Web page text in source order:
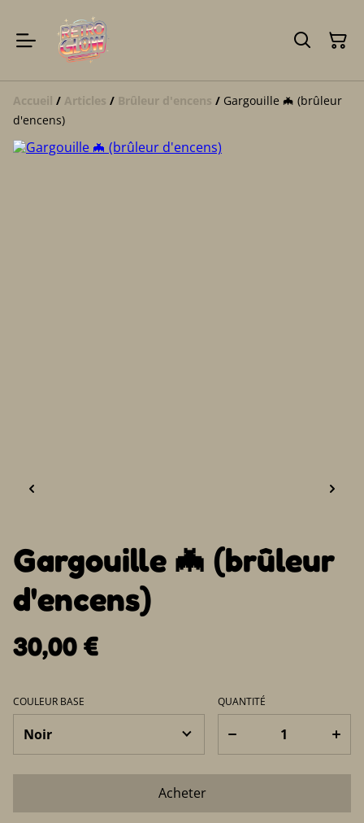
Accueil / Articles / Brûleur d'encens / Gargouille 🦇 (brûleur
d'encens)
Gargouille 🦇 (brûleur
d'encens)
30,00 €
COULEUR BASE QUANTITÉ
Acheter